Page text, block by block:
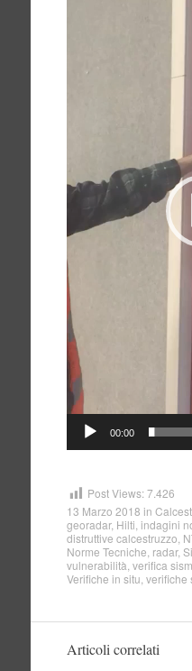
00:00
Post Views: 7.426
13 Marzo 2018 in
georadar, Hilti indagini
distruttive calcestruzzo
Norme Tecniche radar,
vulnerabilità verifica
Verifiche in situ verifiche
Articoli correlati